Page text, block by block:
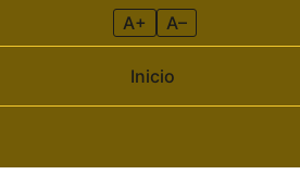
A+ A–
Inicio